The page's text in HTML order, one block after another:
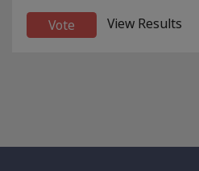
View Results